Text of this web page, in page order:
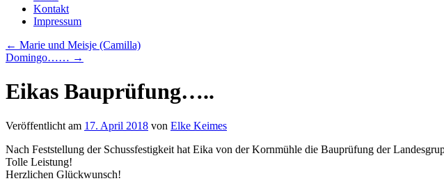
Kontakt
Impressum
← Marie und Meisje (Camilla)
Domingo…… →
Eikas Bauprüfung…..
Veröffentlicht am 17. April 2018 von Elke Keimes
Nach Feststellung der Schussfestigkeit hat Eika von der Kornmühle die Bauprüfung der
Tolle Leistung!
Herzlichen Glückwunsch!